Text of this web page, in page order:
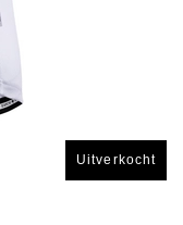
Uitverkocht